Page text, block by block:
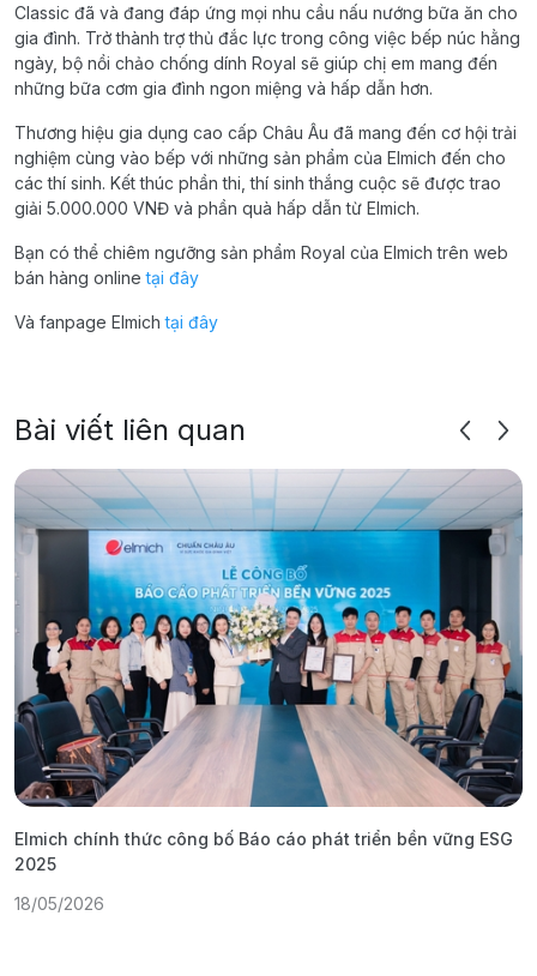
Classic đã và đang đáp ứng mọi nhu cầu nấu nướng bữa ăn cho
gia đình. Trở thành trợ thủ đắc lực trong công việc bếp núc hằng
ngày, bộ nồi chảo chống dính Royal sẽ giúp chị em mang đến
những bữa cơm gia đình ngon miệng và hấp dẫn hơn.
Thương hiệu gia dụng cao cấp Châu Âu đã mang đến cơ hội trải
nghiệm cùng vào bếp với những sản phẩm của Elmich đến cho
các thí sinh. Kết thúc phần thi, thí sinh thắng cuộc sẽ được trao
giải 5.000.000 VNĐ và phần quà hấp dẫn từ Elmich.
Bạn có thể chiêm ngưỡng sản phẩm Royal của Elmich trên web
bán hàng onlinetại đây
Và fanpage Elmichtại đây
Bài viết liên quan
Elmich chính thức công bố Báo cáo phát triển bền vững ESG
2025
18/05/2026